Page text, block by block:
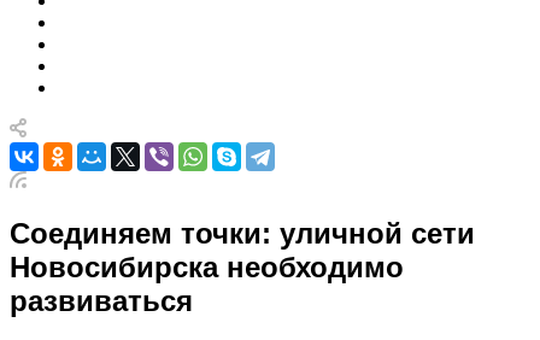
Соединяем точки: уличной сети
Новосибирска необходимо
развиваться